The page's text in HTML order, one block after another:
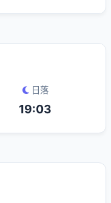
日落
19:03